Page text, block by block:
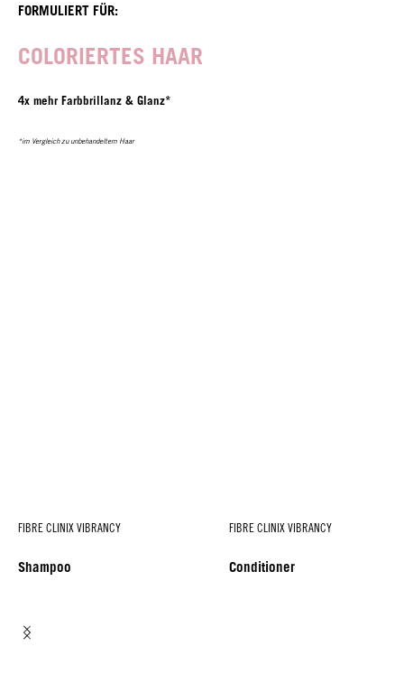
FORMULIERT FÜR:
COLORIERTES HAAR
4x mehr Farbbrillanz & Glanz*
*im Vergleich zu unbehandeltem Haar
FIBRE CLINIX VIBRANCY
Shampoo
FIBRE CLINIX VIBRANCY
Conditioner